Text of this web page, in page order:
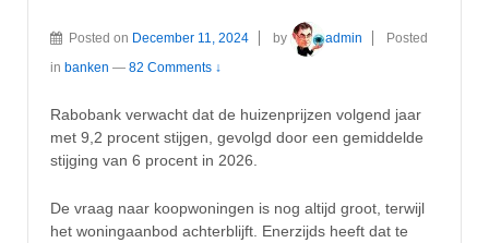
Posted on December 11, 2024 by admin
Posted
in banken — 82 Comments ↓
Rabobank verwacht dat de huizenprijzen volgend jaar
met 9,2 procent stijgen, gevolgd door een gemiddelde
stijging van 6 procent in 2026.
De vraag naar koopwoningen is nog altijd groot, terwijl
het woningaanbod achterblijft. Enerzijds heeft dat te